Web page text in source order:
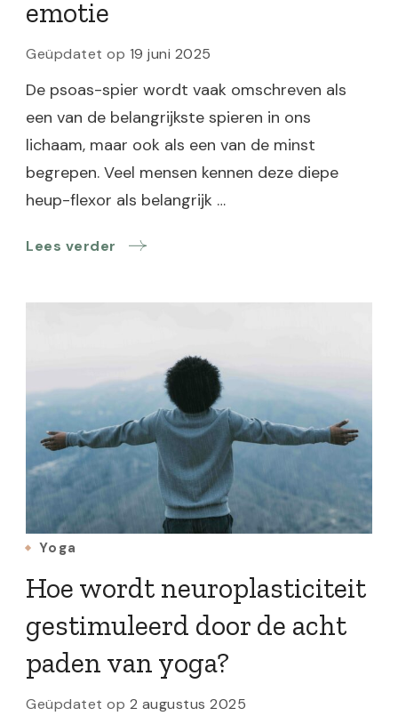
emotie
Geüpdatet op 19 juni 2025
De psoas-spier wordt vaak omschreven als
een van de belangrijkste spieren in ons
lichaam, maar ook als een van de minst
begrepen. Veel mensen kennen deze diepe
heup-flexor als belangrijk …
Lees verder
Yoga
Hoe wordt neuroplasticiteit
gestimuleerd door de acht
paden van yoga?
Geüpdatet op 2 augustus 2025